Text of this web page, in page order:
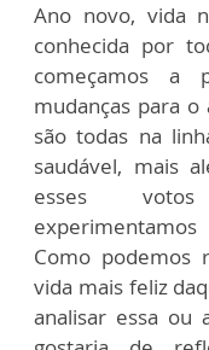
Ano novo, vida
conhecida por
começamos a
mudanças para
são todas na
saudável, mais
esses votos
Como podemos
vida mais feliz
analisar essa ou